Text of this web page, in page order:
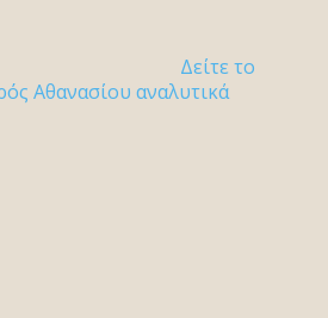
Δείτε το
Αθανασίου αναλυτικά